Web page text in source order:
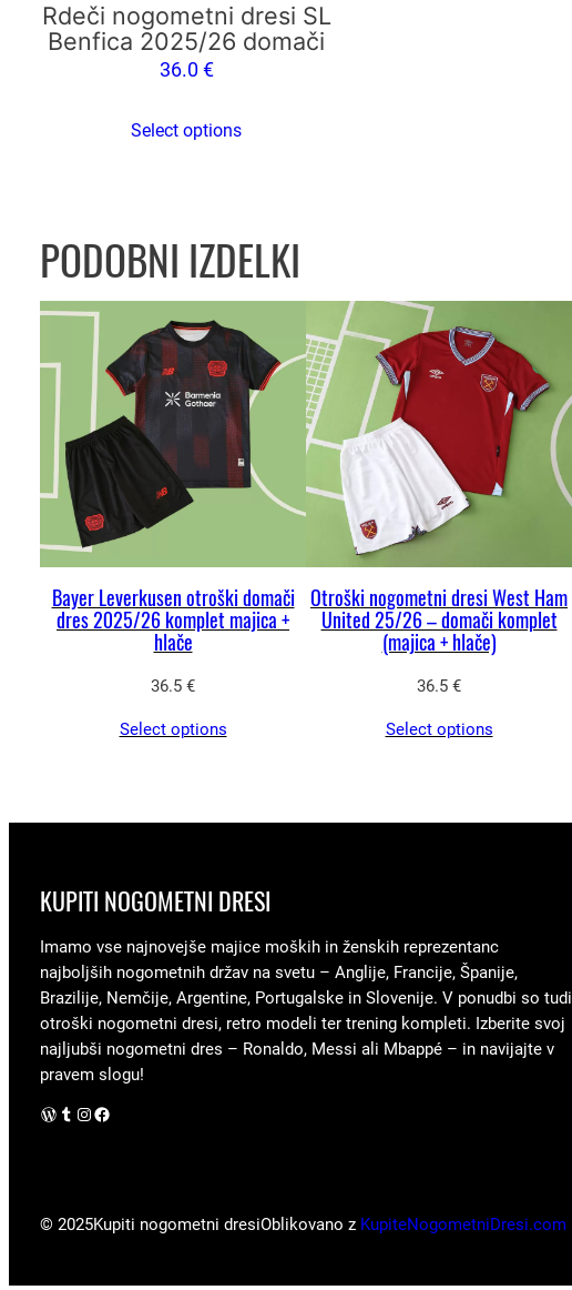
Rdeči nogometni dresi SL
Benfica 2025/26 domači
36.0€
Select options
izdelka
PODOBNI IZDELKI
Bayer Leverkusen otroški domači
dres 2025/26 komplet majica +
hlače
36.5 €
Select options
Otroški nogometni dresi West Ham
United 25/26 – domači komplet
(majica + hlače)
36.5 €
Select options
KUPITI NOGOMETNI DRESI
Imamo vse najnovejše majice moških in ženskih reprezentanc
najboljših nogometnih držav na svetu – Anglije, Francije, Španije,
Brazilije, Nemčije, Argentine, Portugalske in Slovenije. V ponudbi so tudi
otroški nogometni dresi, retro modeli ter trening kompleti. Izberite svoj
najljubši nogometni dres – Ronaldo, Messi ali Mbappé – in navijajte v
pravem slogu!
WordPress Instagram Facebook
© 2025Kupiti nogometni dresiOblikovano z KupiteNogometniDresi.com